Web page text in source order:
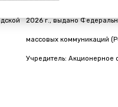
Свидетельство о
2026 г., выдано
массовых коммуникаций
Учредитель: Акционерное